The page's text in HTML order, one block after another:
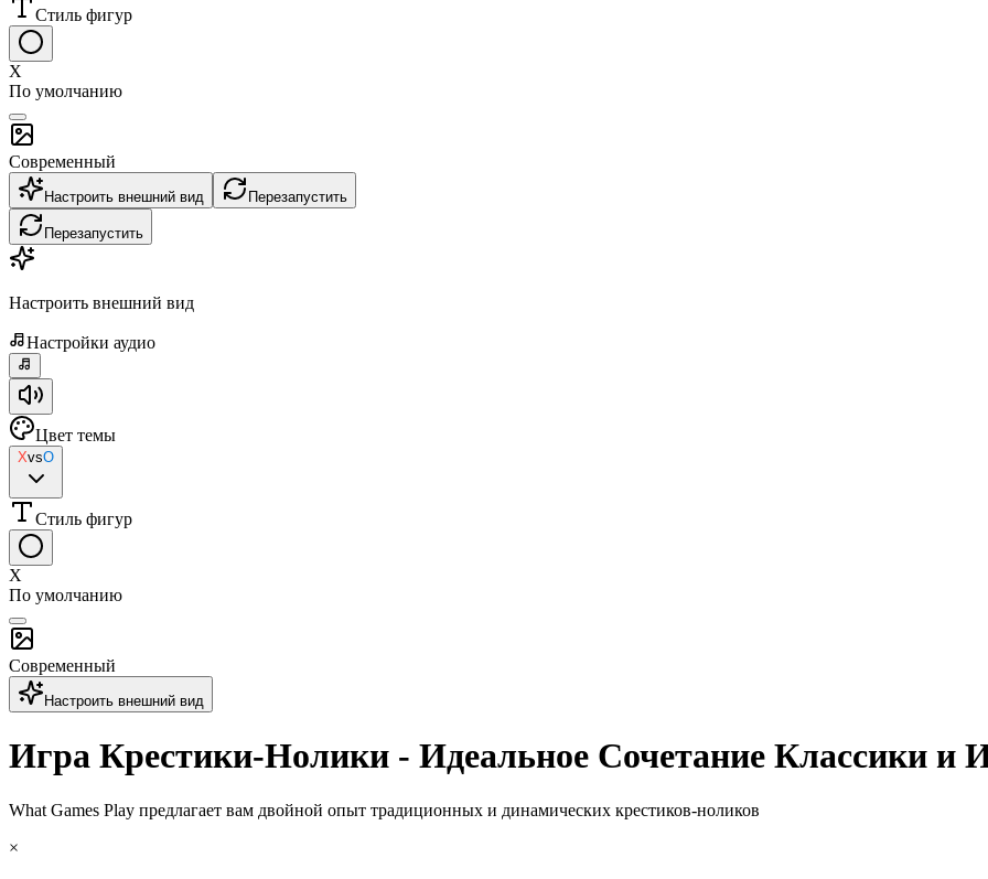
Стиль фигур
X
По умолчанию
Современный
Настроить внешний вид Перезапустить
Перезапустить
Настроить внешний вид
Настройки аудио
Цвет темы
XvsO
Стиль фигур
X
По умолчанию
Современный
Настроить внешний вид
Игра Крестики-Нолики - Идеальное Сочетание Классики и
What Games Play предлагает вам двойной опыт традиционных и динамических крестиков-ноликов
×